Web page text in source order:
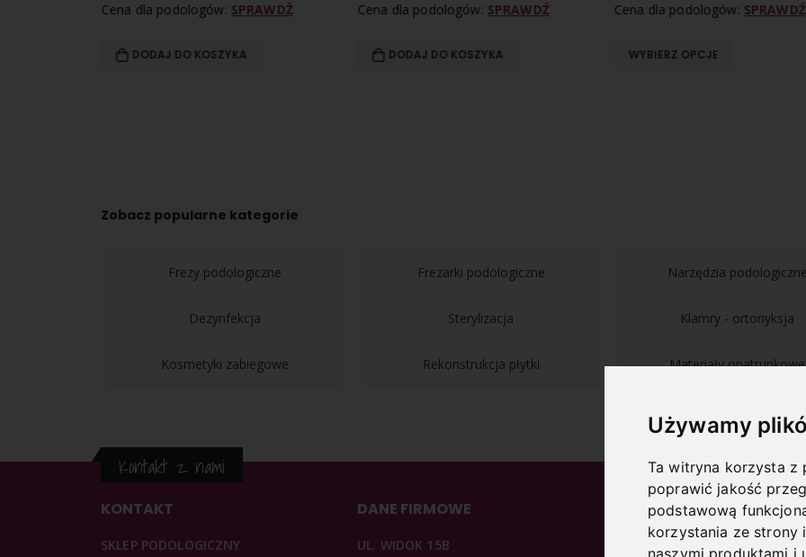
Używamy
Ta witryna korzysta z
poprawić jakość
podstawową
korzystania ze strony
naszymi produktami i
Cena dla podologów: SPRAWDŹ
DODAJ DO KOSZYKA
Cena dla podologów: SPRAWDŹ
DODAJ DO KOSZYKA
Cena dla podologów: SPRAWDŹ
WYBIERZ OPCJE
Zobacz popularne kategorie
Frezy podologiczne
Dezynfekcja
Kosmetyki zabiegowe
Frezarki podologiczne
Sterylizacja
Rekonstrukcja płytki
Narzędzia
Klamry - ortonyksja
Materiały opatrunkowe
Kontakt z nami
KONTAKT
SKLEP PODOLOGICZNY
DANE FIRMOWE
UL. WIDOK 15B
INFORMACJE